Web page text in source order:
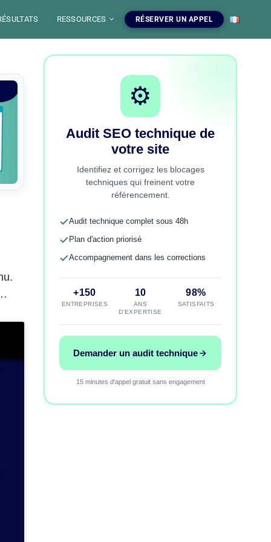
SEO
de contenu.
RESSOURCES
SEO
le SEO.
RÉSERVER UN APPEL
⚙️
Audit SEO technique de
votre site
Identifiez et corrigez les blocages
techniques qui freinent votre
référencement.
Audit technique complet sous 48h
Plan d'action priorisé
Accompagnement dans les corrections
+150
ENTREPRISES
10
ANS
D'EXPERTISE
98%
SATISFAITS
Demander un audit technique
15 minutes d'appel gratuit sans engagement